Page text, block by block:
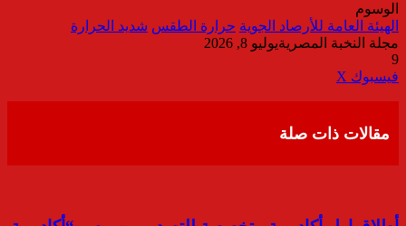
الوسوم
الهيئة العامة للأرصاد الجوية حرارة الطقس شديد الحرارة
مجلة النخبة المصريةيوليو 8, 2026
9
فيسبوك ‫X
مقالات ذات صلة